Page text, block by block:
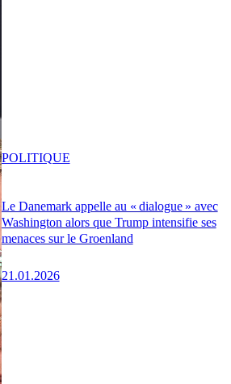
Le Danemark appelle au « dialogue » avec
Washington alors que Trump intensifie ses
menaces sur le Groenland
21.01.2026
POLITIQUE